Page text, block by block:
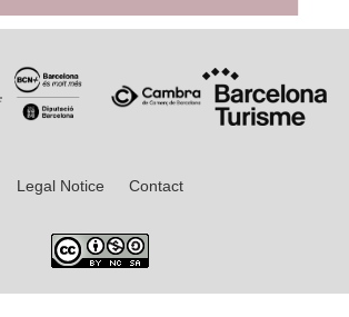
Legal Notice Contact